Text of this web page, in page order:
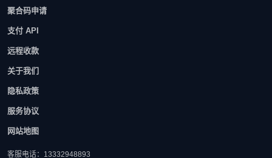
聚合码申请
支付 API
远程收款
关于我们
隐私政策
服务协议
网站地图
客服电话：13332948893